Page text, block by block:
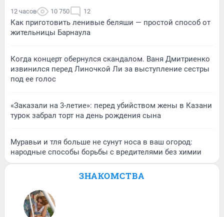
12 часов 10 750 12
Как приготовить ленивые беляши — простой способ от
жительницы Барнаула
Когда концерт обернулся скандалом. Ваня Дмитриенко
извинился перед Линочкой Ли за выступление сестры
под ее голос
«Заказали на 3-летие»: перед убийством жены в Казани
турок забрал торт на день рождения сына
Муравьи и тля больше не сунут носа в ваш огород:
народные способы борьбы с вредителями без химии
ЗНАКОМСТВА